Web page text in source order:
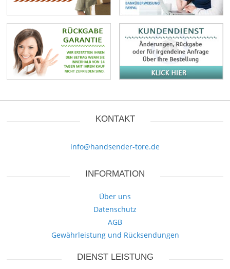
KONTAKT
info@handsender-tore.de
INFORMATION
Über uns
Datenschutz
AGB
Gewährleistung und Rücksendungen
DIENST LEISTUNG